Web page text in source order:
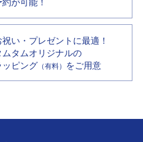
が可能！
祝い・プレゼントに最適！
ムタムオリジナルの
ッピング （有料） をご用意